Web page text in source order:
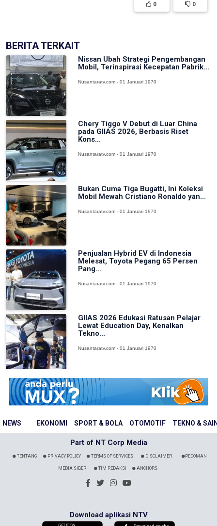
NEWS EKONOMI SPORT & BOLA OTOMOTIF TEKNO &
0 0
BERITA TERKAIT
Nissan Ubah Strategi Pengembangan
Mobil, Terinspirasi Kecepatan Pabrik...
Nusantaratv.com - 01 Januari 1970
Chery Tiggo V Debut di Luar China
pada GIIAS 2026, Berbasis Riset
Kons...
Nusantaratv.com - 01 Januari 1970
Bukan Cuma Tiga Bugatti, Ini Koleksi
Mobil Mewah Cristiano Ronaldo yan...
Nusantaratv.com - 01 Januari 1970
Penjualan Hybrid EV di Indonesia
Melesat, Toyota Pegang 65 Persen
Pang...
Nusantaratv.com - 01 Januari 1970
GIIAS 2026 Edukasi Ratusan Pelajar
Lewat Education Day, Kenalkan
Tekno...
Nusantaratv.com - 01 Januari 1970
Part of NT Corp Media
TENTANG PRIVACY POLICY TERMS OF SERVICES DISCLAIMER PEDOMAN
MEDIA SIBER TIM REDAKSI ANCHORS
Download aplikasi NTV